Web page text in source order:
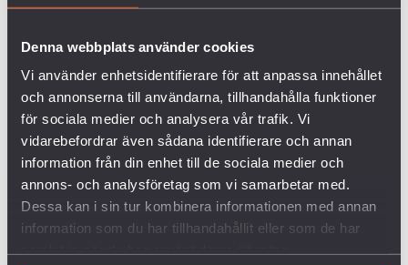
Denna webbplats använder cookies
Vi använder enhetsidentifierare för att anpassa innehållet
och annonserna till användarna, tillhandahålla funktioner
för sociala medier och analysera vår trafik. Vi
vidarebefordrar även sådana identifierare och annan
information från din enhet till de sociala medier och
annons- och analysföretag som vi samarbetar med.
Dessa kan i sin tur kombinera informationen med annan
information som du har tillhandahållit eller som de har
Svenska Freds ordförande Kerstin Bergeå. Foto:
Karin Hansson
Nedrustning är en överlevnadsfråga
I det nuvarande spända världsläget, präglat av
oberäkneliga ledare, snabba politiska svängningar